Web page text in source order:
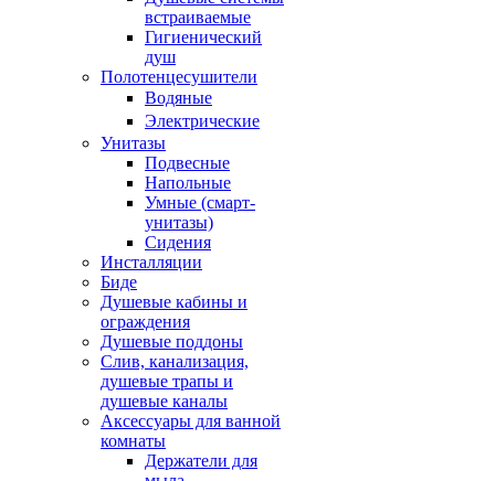
встраиваемые
Гигиенический
душ
Полотенцесушители
ㅤВодяные
ㅤЭлектрические
Унитазы
Подвесные
Напольные
Умные (смарт-
унитазы)
Сидения
Инсталляции
Биде
Душевые кабины и
ограждения
Душевые поддоны
Слив, канализация,
душевые трапы и
душевые каналы
Аксессуары для ванной
комнаты
Держатели для